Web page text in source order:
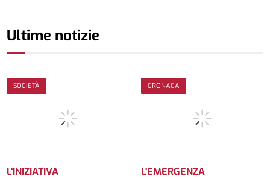
Ultime notizie
SOCIETÀ
L'INIZIATIVA
CRONACA
L'EMERGENZA